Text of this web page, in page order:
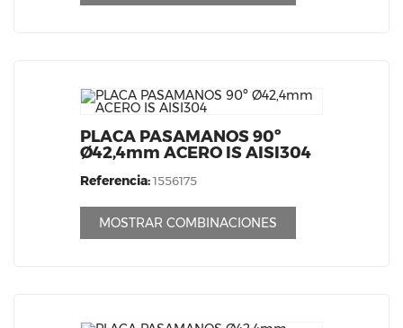
PLACA PASAMANOS 90º
Ø42,4mm ACERO IS AISI304
Referencia:1556175
MOSTRAR COMBINACIONES